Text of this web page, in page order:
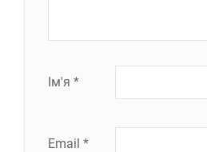
Ім'я *
Email *